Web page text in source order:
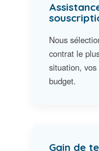
Nous
contrat le
situation,
budget.
Gain de